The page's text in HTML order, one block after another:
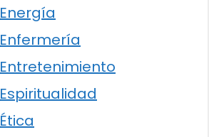
Energía
Enfermería
Entretenimiento
Espiritualidad
Ética